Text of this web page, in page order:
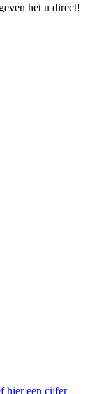
het u direct!
hier een cijfer